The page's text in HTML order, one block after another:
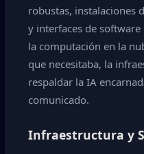
robustas, instalaciones
y interfaces de
la computación en la
que necesitaba, la
respaldar la IA
comunicado.
Infraestructura y